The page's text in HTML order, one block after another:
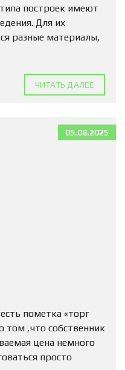
построек имеют
Для их
разные материалы,
ЧИТАТЬ ДАЛЕЕ
05.08.2025
пометка «торг
том ,что собственник
цена немного
просто